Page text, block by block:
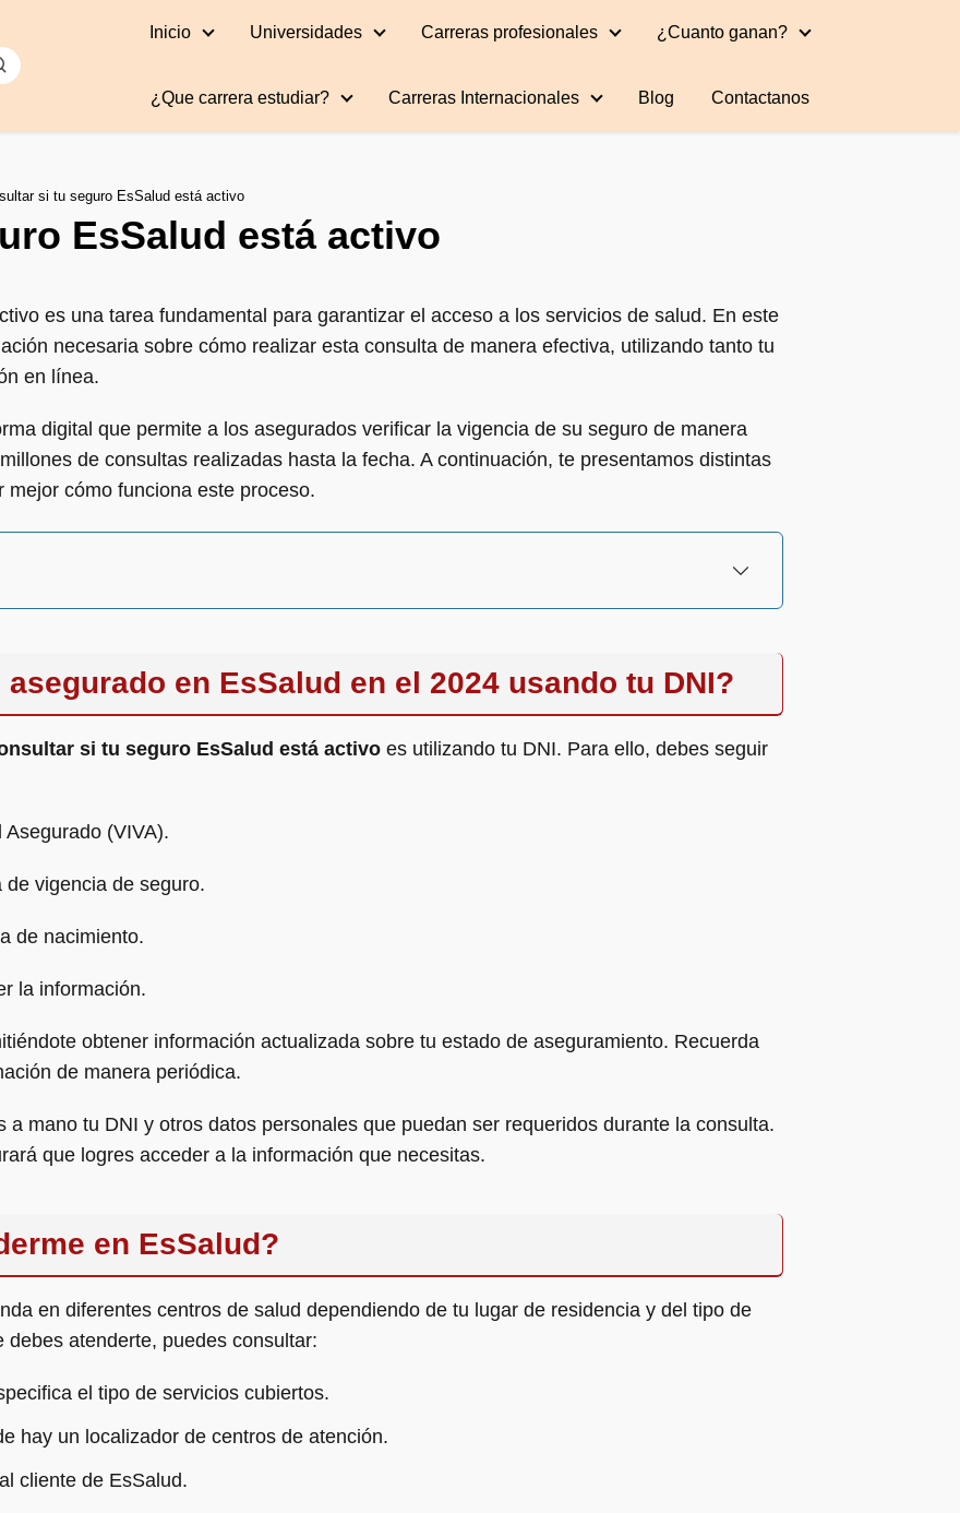
Inicio Universidades Carreras profesionales ¿Cuanto ganan?
¿Que carrera estudiar? Carreras Internacionales Blog Contactanos
si tu seguro EsSalud está activo
EsSalud está activo
es una tarea fundamental para garantizar el acceso a los servicios de salud. En este
necesaria sobre cómo realizar esta consulta de manera efectiva, utilizando tanto tu
en línea.
digital que permite a los asegurados verificar la vigencia de su seguro de manera
de consultas realizadas hasta la fecha. A continuación, te presentamos distintas
cómo funciona este proceso.
en EsSalud en el 2024 usando tu DNI?
si tu seguro EsSalud está activo es utilizando tu DNI. Para ello, debes seguir
(VIVA).
vigencia de seguro.
de nacimiento.
la información.
obtener información actualizada sobre tu estado de aseguramiento. Recuerda
de manera periódica.
mano tu DNI y otros datos personales que puedan ser requeridos durante la consulta.
que logres acceder a la información que necesitas.
en EsSalud?
en diferentes centros de salud dependiendo de tu lugar de residencia y del tipo de
atenderte, puedes consultar:
el tipo de servicios cubiertos.
hay un localizador de centros de atención.
cliente de EsSalud.